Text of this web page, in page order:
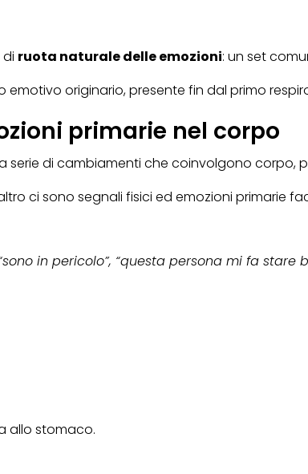
ruota naturale delle emozioni: un set
emotivo originario, presente fin dal primo
primarie nel corpo
serie di cambiamenti che coinvolgono corpo,
ci sono segnali fisici ed emozioni primarie
in pericolo”, “questa persona mi fa stare
allo stomaco.